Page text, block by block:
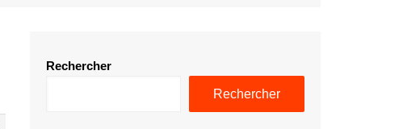
Rechercher
Rechercher